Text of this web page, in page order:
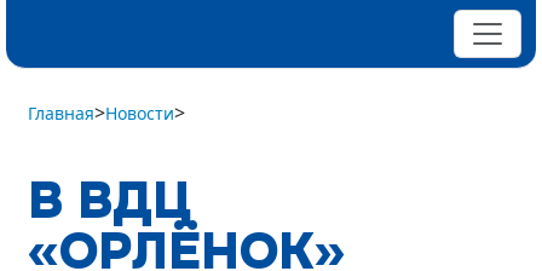
Главная>Новости>
В ВДЦ
«ОРЛЁНОК»